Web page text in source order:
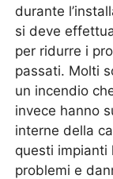
durante
si deve
per ridurre i
passati. Molti
un incendio
invece hanno
interne della
questi impianti
problemi e